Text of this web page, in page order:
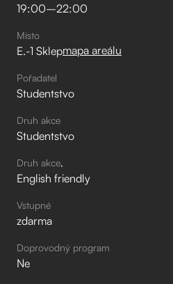
19:00–⁠22:00
Místo
E.-1 Sklepmapa areálu
Pořadatel
Studentstvo
Druh akce
Studentstvo
Druh akce
English friendly
Vstupné
zdarma
Doprovodný program
Ne